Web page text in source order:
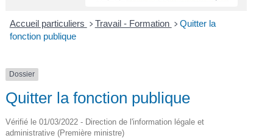
Accueil particuliers > Travail - Formation > Quitter la
fonction publique
Dossier
Quitter la fonction publique
Vérifié le 01/03/2022 - Direction de l'information légale et
administrative (Première ministre)